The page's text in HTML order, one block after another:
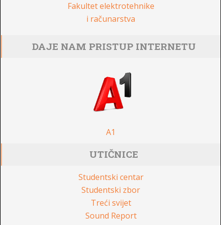
Fakultet elektrotehnike
i računarstva
DAJE NAM PRISTUP INTERNETU
A1
UTIČNICE
Studentski centar
Studentski zbor
Treći svijet
Sound Report